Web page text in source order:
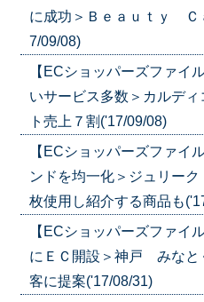
に成功＞Ｂｅａｕｔｙ Ｃ
7/09/08)
【ECショッパーズファ
いサービス多数＞カルデ
ト売上７割('17/09/08)
【ECショッパーズファ
ンドを均一化＞ジュリー
枚使用し紹介する商品も
【ECショッパーズファ
にＥＣ開設＞神戸 みなと
客に提案('17/08/31)